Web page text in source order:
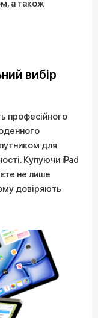
а також
вибір
професійного
для
Купуючи iPad
не лише
довіряють